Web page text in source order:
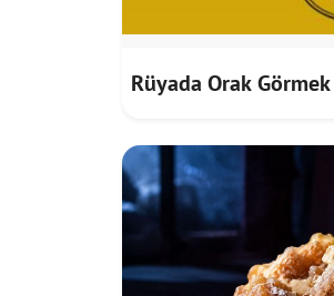
Rüyada Orak Görmek